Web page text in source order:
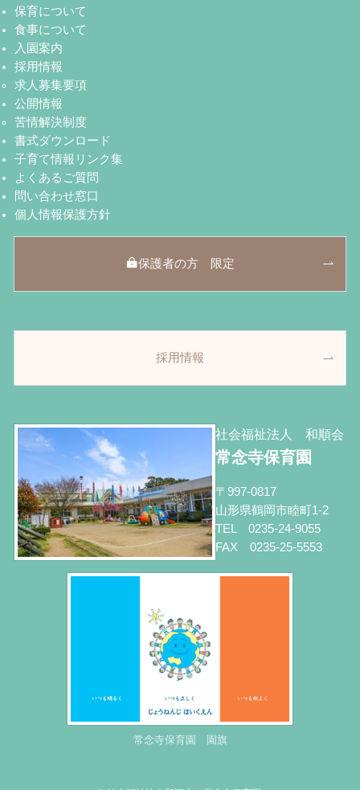
保育について
食事について
入園案内
採用情報
求人募集要項
公開情報
苦情解決制度
書式ダウンロード
子育て情報リンク集
よくあるご質問
問い合わせ窓口
個人情報保護方針
保護者の方 限定
採用情報
社会福祉法人 和順会
常念寺保育園
〒997-0817
山形県鶴岡市睦町1-2
TEL 0235-24-9055
FAX 0235-25-5553
常念寺保育園 園旗